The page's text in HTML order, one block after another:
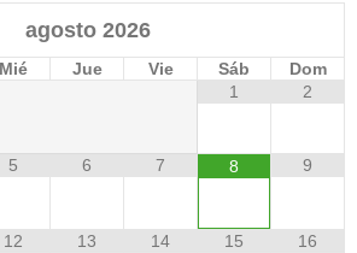
agosto 2026
Mié Jue Vie Sáb
Dom
1
2
5 6 7 8 9
12 13 14 15 16